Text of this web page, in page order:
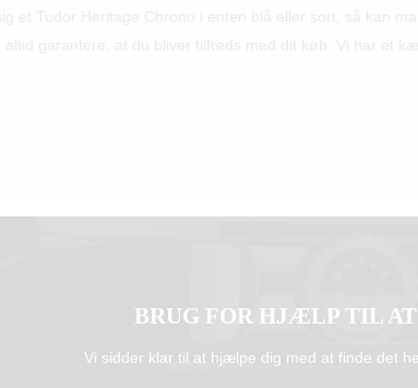
BRUG FOR HJÆLP TIL
Vi sidder klar til at hjælpe dig med at finde det